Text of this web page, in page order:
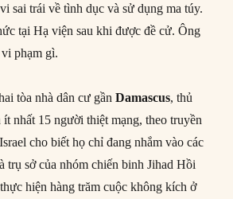
sai trái về tình dục và sử dụng ma túy.
tại Hạ viện sau khi được đề cử. Ông
phạm gì.
tòa nhà dân cư gầnDamascus, thủ
nhất 15 người thiệt mạng, theo truyền
cho biết họ chỉ đang nhắm vào các
trụ sở của nhóm chiến binh Jihad Hồi
hiện hàng trăm cuộc không kích ở